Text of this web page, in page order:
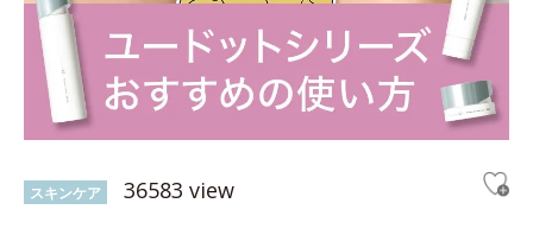
スキンケア 36583 view